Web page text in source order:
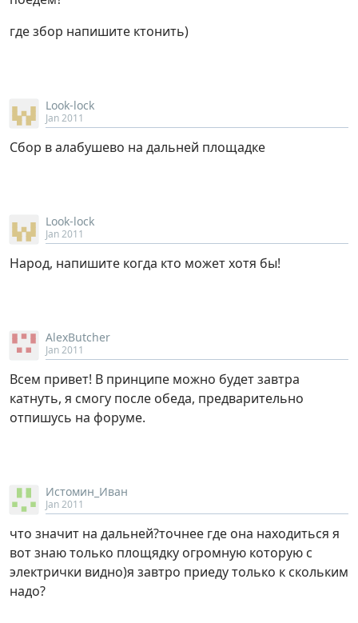
где збор напишите ктонить)
Look-lock
Jan 2011
Сбор в алабушево на дальней площадке
Look-lock
Jan 2011
Народ, напишите когда кто может хотя бы!
AlexButcher
Jan 2011
Всем привет! В принципе можно будет завтра
катнуть, я смогу после обеда, предварительно
отпишусь на форуме.
Истомин_Иван
Jan 2011
что значит на дальней?точнее где она находиться я
вот знаю только площядку огромную которую с
электрички видно)я завтро приеду только к скольким
надо?